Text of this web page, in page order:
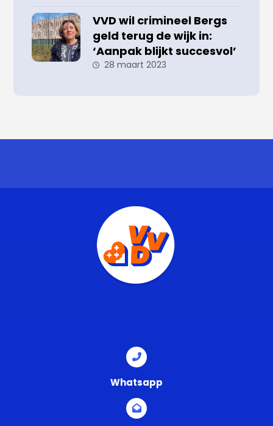
VVD wil crimineel Bergs
geld terug de wijk in:
‘Aanpak blijkt succesvol’
28 maart 2023
Whatsapp